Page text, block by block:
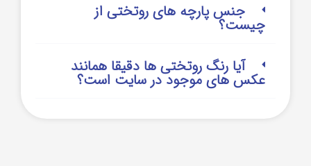
جنس پارچه های روتختی از
چیست؟
آیا رنگ روتختی ها دقیقا همانند
عکس های موجود در سایت است؟